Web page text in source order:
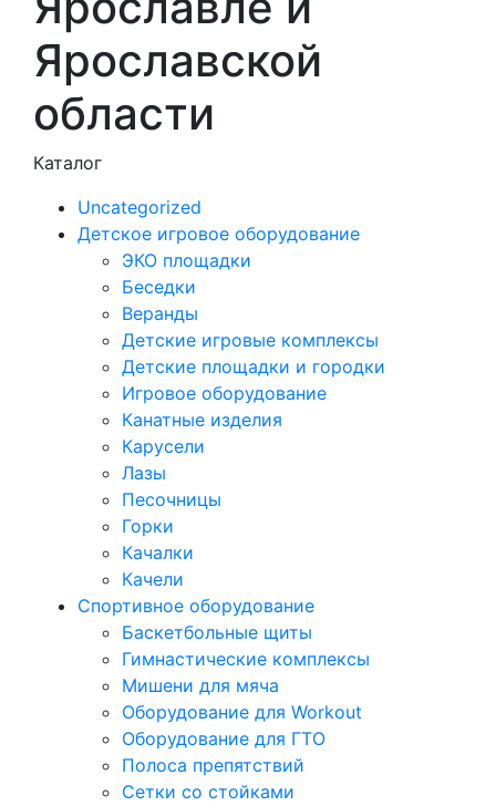
Ярославской
области
Каталог
Uncategorized
Детское игровое оборудование
ЭКО площадки
Беседки
Веранды
Детские игровые комплексы
Детские площадки и городки
Игровое оборудование
Канатные изделия
Карусели
Лазы
Песочницы
Горки
Качалки
Качели
Спортивное оборудование
Баскетбольные щиты
Гимнастические комплексы
Мишени для мяча
Оборудование для Workout
Оборудование для ГТО
Полоса препятствий
Сетки со стойками